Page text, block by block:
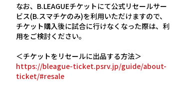
なお、B.LEAGUEチケットにて公式リセールサー
ビス(B.スマチケのみ)を利用いただけますので、
チケット購入後に試合に行けなくなった際は、利
用をご検討ください。
＜チケットをリセールに出品する方法＞
https://bleague-ticket.psrv.jp/guide/about-
ticket/#resale